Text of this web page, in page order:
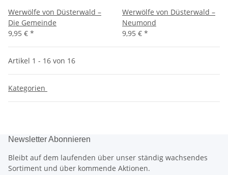
Werwölfe von Düsterwald –
Die Gemeinde
9,95 € *
Werwölfe von Düsterwald –
Neumond
9,95 € *
Artikel 1 - 16 von 16
Kategorien
Newsletter Abonnieren
Bleibt auf dem laufenden über unser ständig wachsendes
Sortiment und über kommende Aktionen.